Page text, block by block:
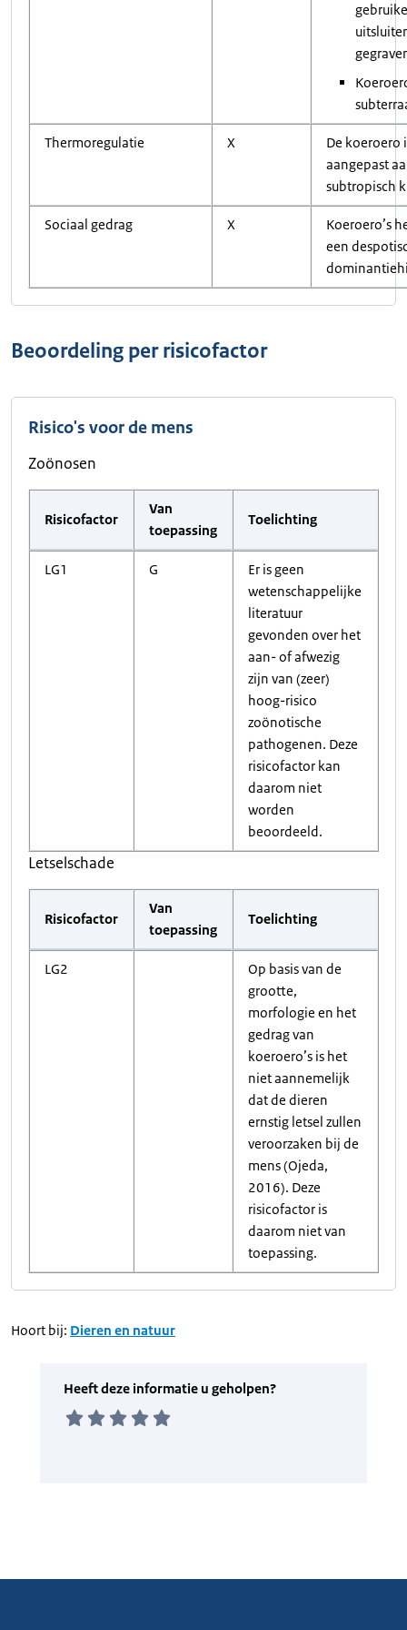
Thermoregulatie X
De koeroero
aangepast
subtropisch
Sociaal gedrag X
Koeroero’s
een
Beoordeling per risicofactor
Risico's voor de mens
Zoönosen
Risicofactor
Van
toepassing
Toelichting
LG1 G
Er is geen
wetenschappelijke
literatuur
gevonden over het
aan- of afwezig
zijn van (zeer)
hoog-risico
zoönotische
pathogenen. Deze
risicofactor kan
daarom niet
worden
beoordeeld.
Letselschade
Risicofactor
Van
toepassing
Toelichting
LG2
Op basis van de
grootte,
morfologie en het
gedrag van
koeroero’s is het
niet aannemelijk
dat de dieren
ernstig letsel zullen
veroorzaken bij de
mens (Ojeda,
2016). Deze
risicofactor is
daarom niet van
toepassing.
Hoort bij: Dieren en natuur